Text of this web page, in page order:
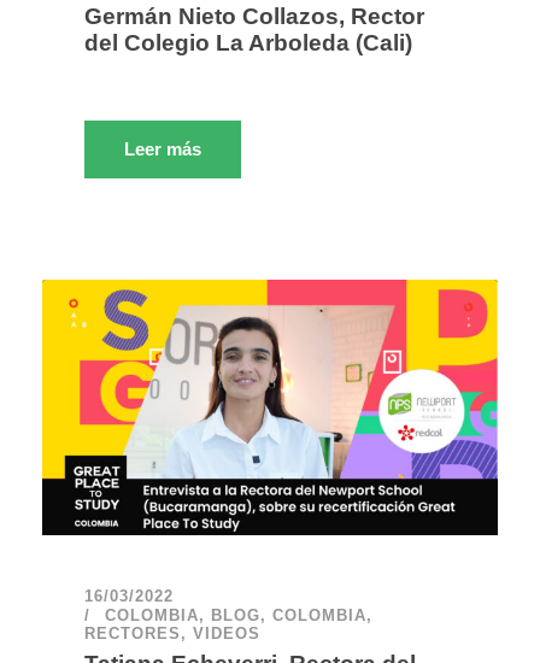
Germán Nieto Collazos, Rector
del Colegio La Arboleda (Cali)
Leer más
16/03/2022
COLOMBIA, BLOG, COLOMBIA,
RECTORES , VIDEOS